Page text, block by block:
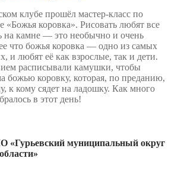
клубе прошёл мастер-класс по
«Божья коровка». Рисовать любят все
на камне — это необычно и очень
что божья коровка — одно из самых
и любят её как взрослые, так и дети.
расписывали камушки, чтобы
божью коровку, которая, по преданию,
к кому сядет на ладошку. Как много
в этот день!
«Гурьевский муниципальный округ